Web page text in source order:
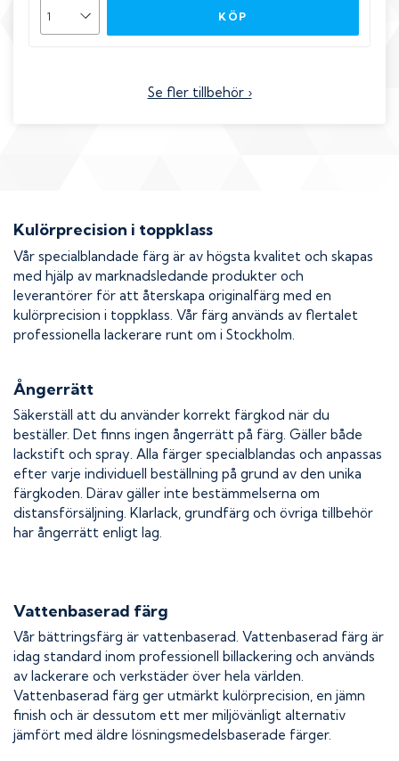
KÖP
Se fler tillbehör ›
Kulörprecision i toppklass
Vår specialblandade färg är av högsta kvalitet och skapas
med hjälp av marknadsledande produkter och
leverantörer för att återskapa originalfärg med en
kulörprecision i toppklass. Vår färg används av flertalet
professionella lackerare runt om i Stockholm.
Ångerrätt
Säkerställ att du använder korrekt färgkod när du
beställer. Det finns ingen ångerrätt på färg. Gäller både
lackstift och spray. Alla färger specialblandas och anpassas
efter varje individuell beställning på grund av den unika
färgkoden. Därav gäller inte bestämmelserna om
distansförsäljning. Klarlack, grundfärg och övriga tillbehör
har ångerrätt enligt lag.
Vattenbaserad färg
Vår bättringsfärg är vattenbaserad. Vattenbaserad färg är
idag standard inom professionell billackering och används
av lackerare och verkstäder över hela världen.
Vattenbaserad färg ger utmärkt kulörprecision, en jämn
finish och är dessutom ett mer miljövänligt alternativ
jämfört med äldre lösningsmedelsbaserade färger.